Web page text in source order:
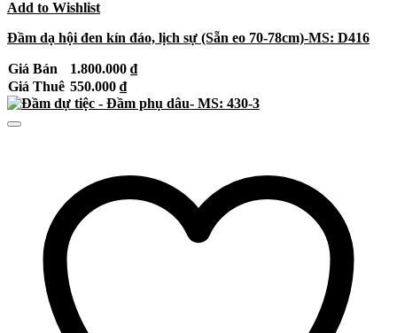
Add to Wishlist
Đầm dạ hội đen kín đáo, lịch sự (Sẵn eo 70-78cm)-MS: D416
Giá Bán 1.800.000 ₫
Giá Thuê 550.000 ₫